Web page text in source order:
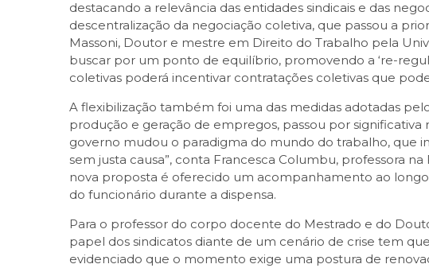
destacando a relevância das entidades sindicais e das
descentralização da negociação coletiva, que passou a
Massoni, Doutor e mestre em Direito do Trabalho pela
buscar por um ponto de equilíbrio, promovendo a ‘re-
coletivas poderá incentivar contratações coletivas que
A flexibilização também foi uma das medidas adotadas
produção e geração de empregos, passou por
governo mudou o paradigma do mundo do trabalho, que
sem justa causa”, conta Francesca Columbu, professora
nova proposta é oferecido um acompanhamento ao
do funcionário durante a dispensa.
Para o professor do corpo docente do Mestrado e do
papel dos sindicatos diante de um cenário de crise tem
evidenciado que o momento exige uma postura de